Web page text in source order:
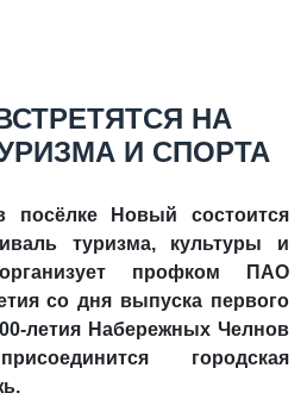
НА
И СПОРТА
Новый состоится
туризма, культуры и
профком ПАО
со дня выпуска первого
летия Набережных Челнов
городская